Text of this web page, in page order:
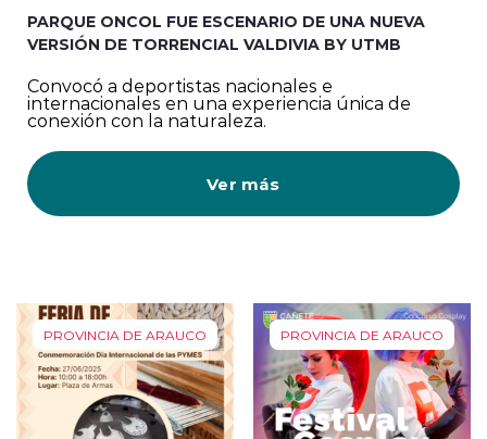
PARQUE ONCOL FUE ESCENARIO DE UNA NUEVA
VERSIÓN DE TORRENCIAL VALDIVIA BY UTMB
Convocó a deportistas nacionales e
internacionales en una experiencia única de
conexión con la naturaleza.
Ver más
PROVINCIA DE ARAUCO PROVINCIA DE ARAUCO